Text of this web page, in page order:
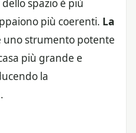
spazio è più
più coerenti. La
uno strumento potente
più grande e
la